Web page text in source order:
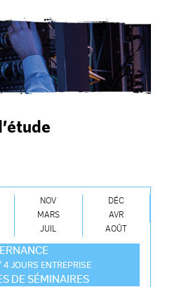
NOV
DÉC
MARS
AVR
JUIL AOÛT
4 JOURS ENTREPRISE
DE SÉMINAIRES